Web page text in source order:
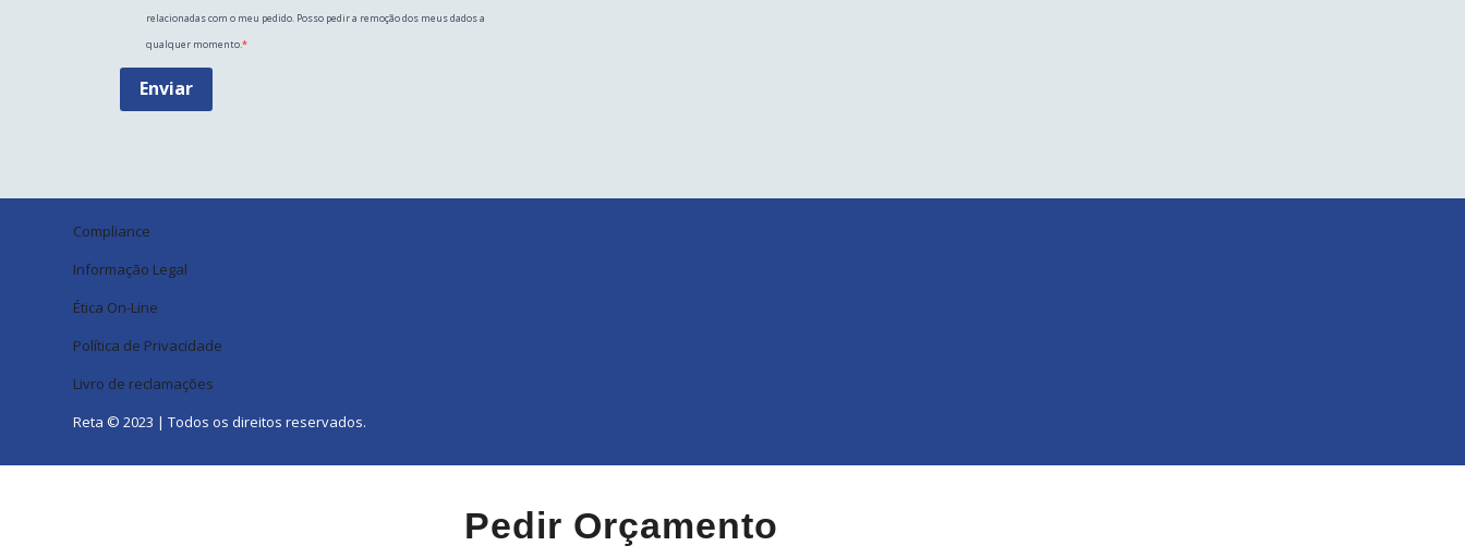
relacionadas com o meu pedido. Posso pedir a remoção dos meus dados a
qualquer momento.
Enviar
Compliance
Informação Legal
Ética On-Line
Política de Privacidade
Livro de reclamações
Reta © 2023 | Todos os direitos reservados.
Pedir Orçamento